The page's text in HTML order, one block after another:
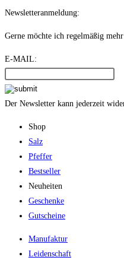
Newsletteranmeldung:
Gerne möchte ich regelmäßig
E-MAIL:
Der Newsletter kann jederzeit
Shop
Salz
Pfeffer
Bestseller
Neuheiten
Geschenke
Gutscheine
Manufaktur
Leidenschaft